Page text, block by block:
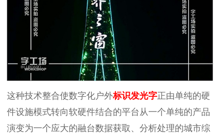
这种技术整合使数字化户外标识发光字正由单纯的硬
件设施模式转向软硬件结合的平台从一个单纯的产品
演变为一个应大的融台数据获取、分析处理的城市综